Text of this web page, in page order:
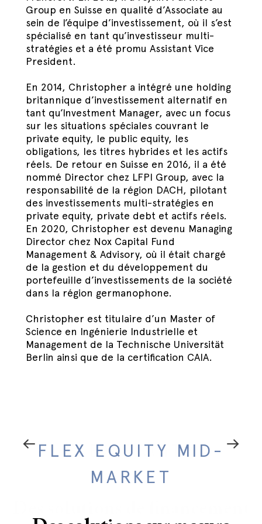
Group en Suisse en qualité d’Associate au
sein de l’équipe d’investissement, où il s’est
spécialisé en tant qu’investisseur multi-
stratégies et a été promu Assistant Vice
President.
En 2014, Christopher a intégré une holding
britannique d’investissement alternatif en
tant qu’Investment Manager, avec un focus
sur les situations spéciales couvrant le
private equity, le public equity, les
obligations, les titres hybrides et les actifs
réels. De retour en Suisse en 2016, il a été
nommé Director chez LFPI Group, avec la
responsabilité de la région DACH, pilotant
des investissements multi-stratégies en
private equity, private debt et actifs réels.
En 2020, Christopher est devenu Managing
Director chez Nox Capital Fund
Management & Advisory, où il était chargé
de la gestion et du développement du
portefeuille d’investissements de la société
dans la région germanophone.
Christopher est titulaire d’un Master of
Science en Ingénierie Industrielle et
Management de la Technische Universität
Berlin ainsi que de la certification CAIA.
FLEX EQUITY
FLEX EQUITY MID-
MARKET
GROWTH TECH
ARTEMID
SENIOR LOANS
TRANSITION
PRIVATE DEBT